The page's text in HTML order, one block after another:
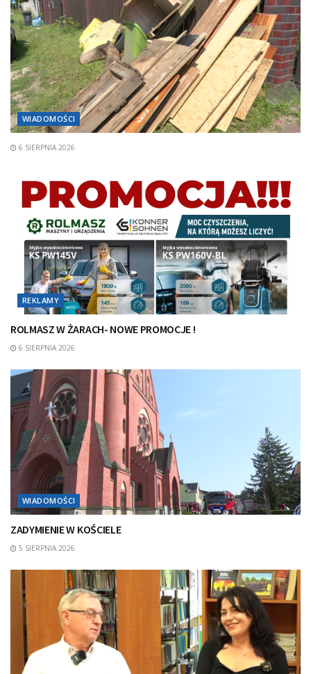
WIADOMOŚCI
6 SIERPNIA 2026
REKLAMY
ROLMASZ W ŻARACH- NOWE PROMOCJE !
6 SIERPNIA 2026
WIADOMOŚCI
ZADYMIENIE W KOŚCIELE
5 SIERPNIA 2026